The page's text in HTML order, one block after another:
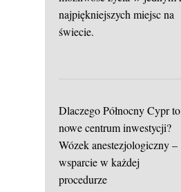
najpiękniejszych miejsc na
świecie.
Dlaczego Północny Cypr to
nowe centrum inwestycji?
Wózek anestezjologiczny –
wsparcie w każdej
procedurze